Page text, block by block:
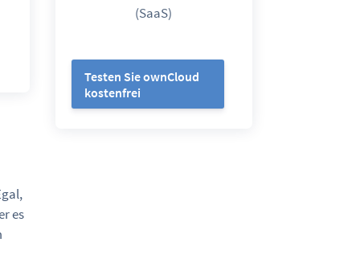
(SaaS)
Testen Sie ownCloud
kostenfrei
es